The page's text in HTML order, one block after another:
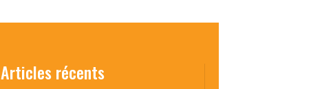
Articles récents